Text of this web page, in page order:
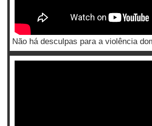
Não há desculpas para a violência